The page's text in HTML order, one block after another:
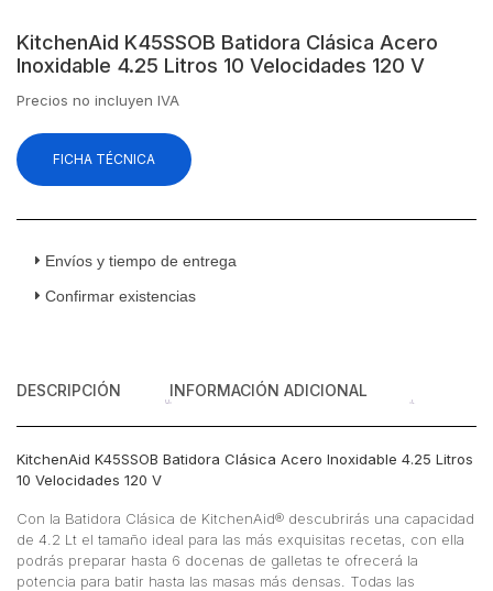
KitchenAid K45SSOB Batidora Clásica Acero
Inoxidable 4.25 Litros 10 Velocidades 120 V
Precios no incluyen IVA
FICHA TÉCNICA
Envíos y tiempo de entrega
Confirmar existencias
DESCRIPCIÓN INFORMACIÓN ADICIONAL
KitchenAid K45SSOB Batidora Clásica Acero Inoxidable 4.25 Litros
10 Velocidades 120 V
Con la Batidora Clásica de KitchenAid® descubrirás una capacidad
de 4.2 Lt el tamaño ideal para las más exquisitas recetas, con ella
podrás preparar hasta 6 docenas de galletas te ofrecerá la
potencia para batir hasta las masas más densas. Todas las